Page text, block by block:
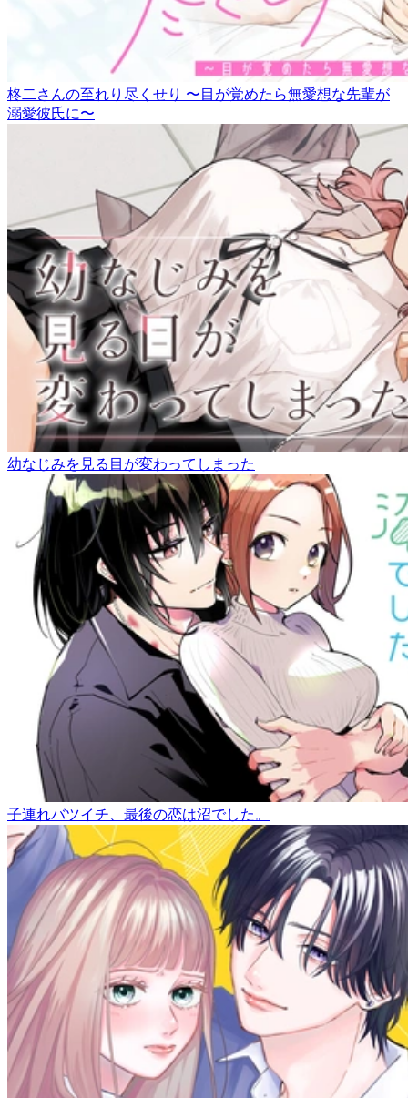
柊二さんの至れり尽くせり 〜目が覚めたら無愛想な先輩が
溺愛彼氏に〜
幼なじみを見る目が変わってしまった
子連れバツイチ、最後の恋は沼でした。